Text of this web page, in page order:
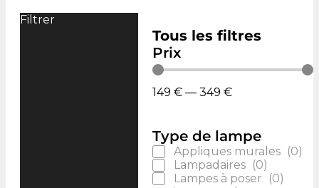
Filtrer
Tous les filtres
Prix
149 € — 349 €
Type de lampe
Appliques murales (0)
Lampadaires (0)
Lampes à poser
(0)